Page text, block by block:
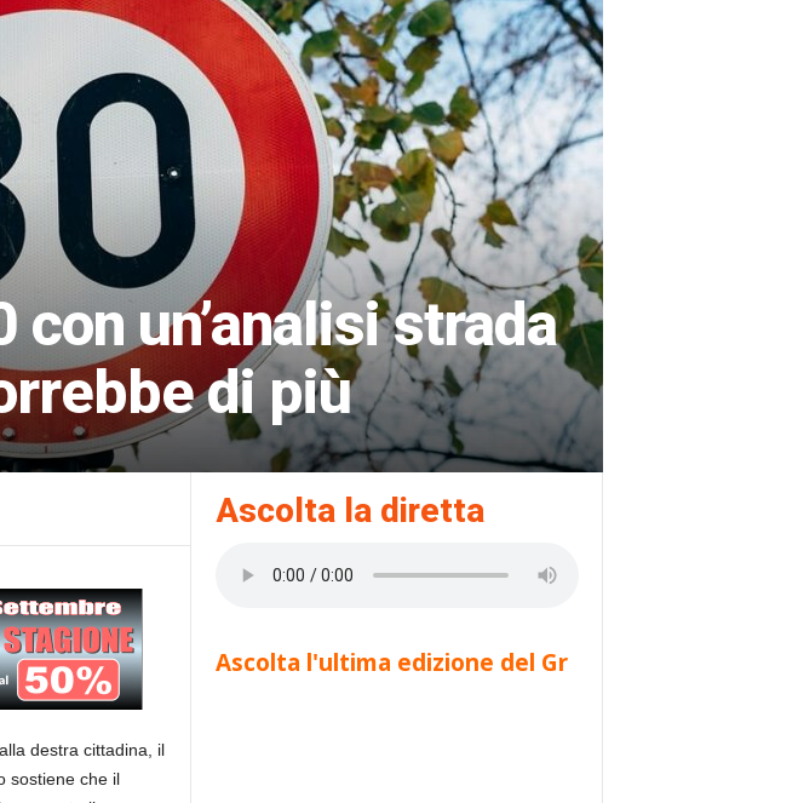
un’analisi strada
di più
destra cittadina, il
sostiene che il
Ascolta la diretta
Ascolta l'ultima edizione del Gr